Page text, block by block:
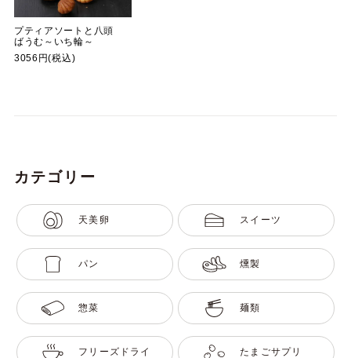
プティアソートと八頭
ばうむ～いち輪～
3056円(税込)
カテゴリー
天美卵 スイーツ
パン 燻製
惣菜 麺類
フリーズドライ たまごサプリ